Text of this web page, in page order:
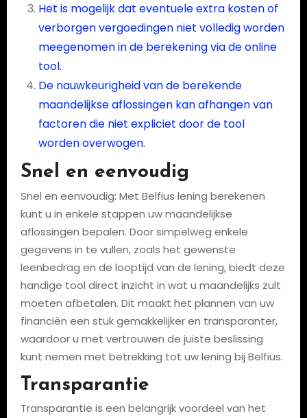
Het is mogelijk dat eventuele extra kosten of
verborgen vergoedingen niet volledig worden
meegenomen in de berekening via de online
tool.
De nauwkeurigheid van de berekende
maandelijkse aflossingen kan afhangen van
factoren die niet expliciet door de tool
worden overwogen.
Snel en eenvoudig
Snel en eenvoudig: Met Belfius lening berekenen
kunt u in enkele stappen uw maandelijkse
aflossingen bepalen. Door simpelweg enkele
gegevens in te vullen, zoals het gewenste
leenbedrag en de looptijd van de lening, biedt deze
handige tool direct inzicht in wat u maandelijks zult
moeten afbetalen. Dit maakt het plannen van uw
financiën een stuk gemakkelijker en transparanter,
waardoor u met vertrouwen de juiste beslissing
kunt nemen met betrekking tot uw lening bij Belfius.
Transparantie
Transparantie is een belangrijk voordeel van het